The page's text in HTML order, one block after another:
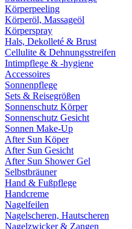
Körperpeeling
Körperöl, Massageöl
Körperspray
Hals, Dekolleté & Brust
Cellulite & Dehnungsstreifen
Intimpflege & -hygiene
Accessoires
Sonnenpflege
Sets & Reisegrößen
Sonnenschutz Körper
Sonnenschutz Gesicht
Sonnen Make-Up
After Sun Köper
After Sun Gesicht
After Sun Shower Gel
Selbstbräuner
Hand & Fußpflege
Handcreme
Nagelfeilen
Nagelscheren, Hautscheren
Nagelzwicker & Zangen